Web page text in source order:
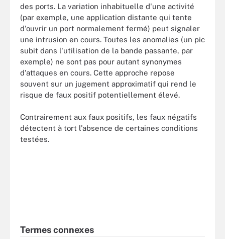
des ports. La variation inhabituelle d'une activité
(par exemple, une application distante qui tente
d'ouvrir un port normalement fermé) peut signaler
une intrusion en cours. Toutes les anomalies (un pic
subit dans l'utilisation de la bande passante, par
exemple) ne sont pas pour autant synonymes
d'attaques en cours. Cette approche repose
souvent sur un jugement approximatif qui rend le
risque de faux positif potentiellement élevé.
Contrairement aux faux positifs, les faux négatifs
détectent à tort l'absence de certaines conditions
testées.
Termes connexes